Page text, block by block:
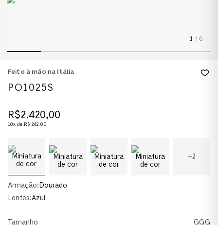
1 / 6
Feito à mão na Itália
PO1025S
R$2.420,00
10x de R$ 242,00
+2
Armação: Dourado
Lentes:Azul
Tamanho GGG